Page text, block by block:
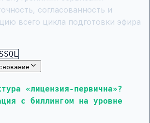
согласованность и
всего цикла подготовки эфира
«лицензия-первична»?
с биллингом на уровне